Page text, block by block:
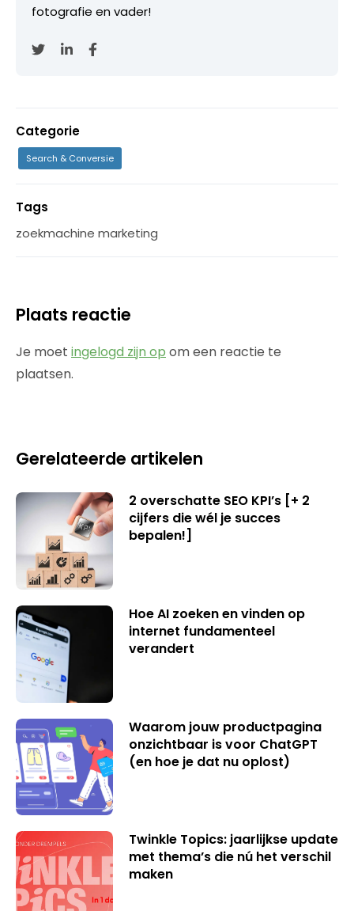
fotografie en vader!
Categorie
Search & Conversie
Tags
zoekmachine marketing
Plaats reactie
Je moet ingelogd zijn op om een reactie te
plaatsen.
Gerelateerde artikelen
2 overschatte SEO KPI’s [+ 2
cijfers die wél je succes
bepalen!]
Hoe AI zoeken en vinden op
internet fundamenteel
verandert
Waarom jouw productpagina
onzichtbaar is voor ChatGPT
(en hoe je dat nu oplost)
Twinkle Topics: jaarlijkse update
met thema’s die nú het verschil
maken